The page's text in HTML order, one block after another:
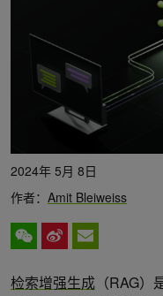
2024年 5月 8日
作者： Amit Bleiweiss
检索增强生成 （RAG